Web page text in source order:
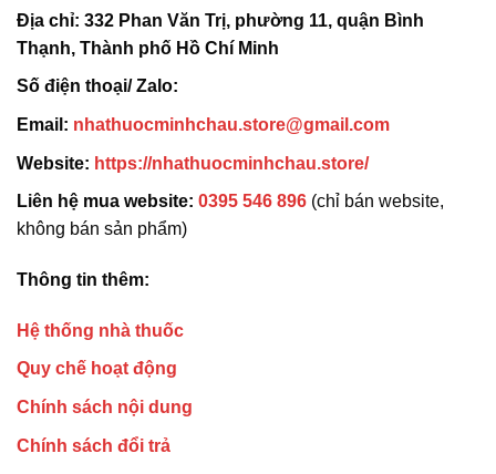
Địa chỉ: 332 Phan Văn Trị, phường 11, quận Bình
Thạnh, Thành phố Hồ Chí Minh
Số điện thoại/ Zalo:
Email: nhathuocminhchau.store@gmail.com
Website: https://nhathuocminhchau.store/
Liên hệ mua website: 0395 546 896 (chỉ bán website,
không bán sản phẩm)
Thông tin thêm:
Hệ thống nhà thuốc
Quy chế hoạt động
Chính sách nội dung
Chính sách đổi trả